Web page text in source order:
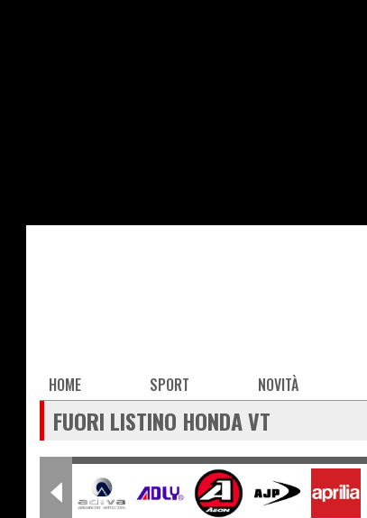
Main
navigation
HOME SPORT NOVITÀ
FUORI LISTINO HONDA VT